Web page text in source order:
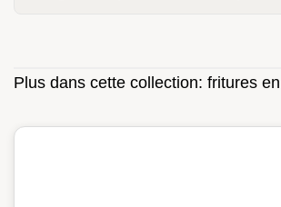
Plus dans cette collection: fritures